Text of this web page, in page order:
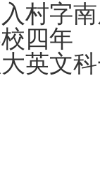
村字
四年
英文